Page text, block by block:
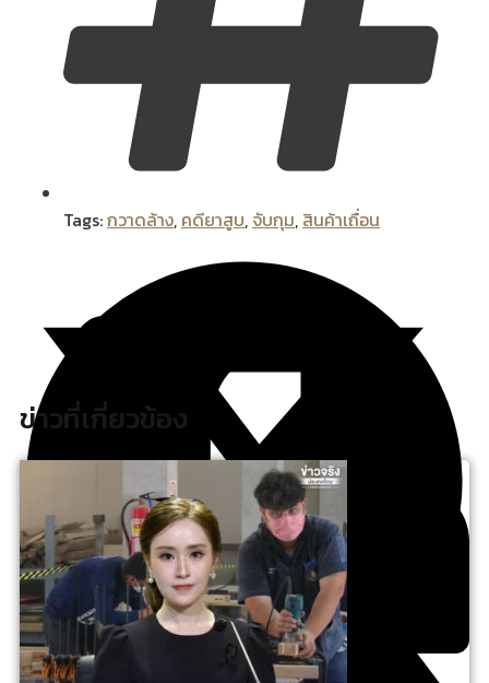
Tags:กวาดล้าง, คดียาสูบ,จับกุม, สินค้าเถื่อน
ข่าวที่เกี่ยวข้อง